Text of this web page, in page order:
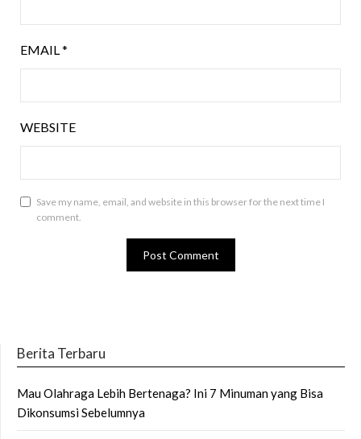
EMAIL*
WEBSITE
Save my name, email, and website in this browser for the next time I
comment.
Berita Terbaru
Mau Olahraga Lebih Bertenaga? Ini 7 Minuman yang Bisa
Dikonsumsi Sebelumnya